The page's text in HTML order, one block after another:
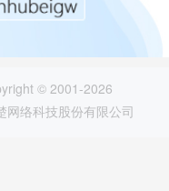
© 2001-2026
网络科技股份有限公司